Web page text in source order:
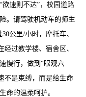
速则不达”，校园道路
。请驾驶机动车的师生
公里/小时，摩托车、
经过教学楼、宿舍区、
慢行，做到“眼观六
不是束缚，而是给生命
命的温柔呵护。